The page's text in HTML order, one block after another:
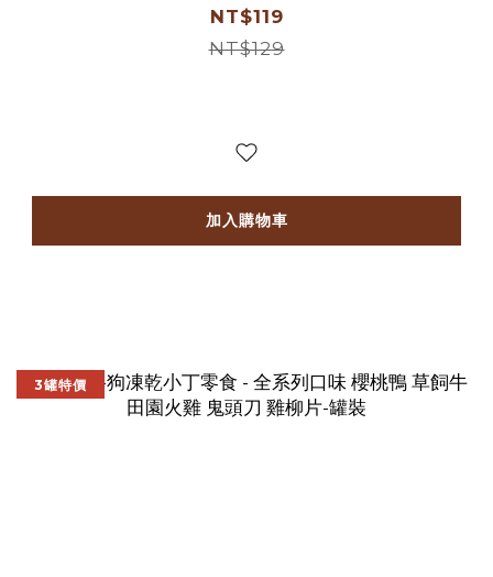
肉鮭魚 / 雞肉雙瓜 (20g袋裝)任選5袋
499元
NT$119
NT$129
加入購物車
3罐特價